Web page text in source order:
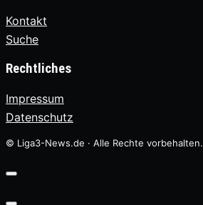
Kontakt
Suche
Rechtliches
Impressum
Datenschutz
© Liga3-News.de · Alle Rechte vorbehalten.